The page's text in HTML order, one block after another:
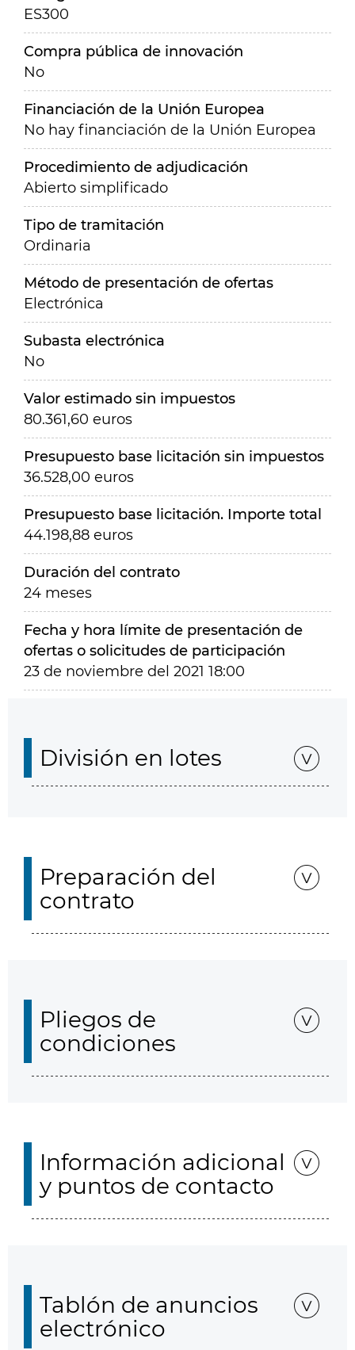
ES300
Compra pública de innovación
No
Financiación de la Unión Europea
No hay financiación de la Unión Europea
Procedimiento de adjudicación
Abierto simplificado
Tipo de tramitación
Ordinaria
Método de presentación de ofertas
Electrónica
Subasta electrónica
No
Valor estimado sin impuestos
80.361,60 euros
Presupuesto base licitación sin impuestos
36.528,00 euros
Presupuesto base licitación. Importe total
44.198,88 euros
Duración del contrato
24 meses
Fecha y hora límite de presentación de
ofertas o solicitudes de participación
23 de noviembre del 2021 18:00
División en lotes
Preparación del
contrato
Pliegos de
condiciones
Información adicional
y puntos de contacto
Tablón de anuncios
electrónico